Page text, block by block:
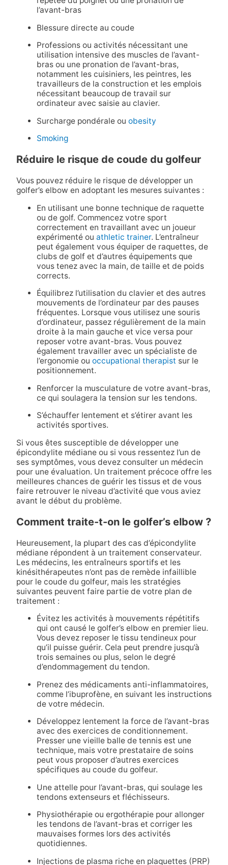
l’avant-bras
Blessure directe au coude
Professions ou activités nécessitant une
utilisation intensive des muscles de l’avant-
bras ou une pronation de l’avant-bras,
notamment les cuisiniers, les peintres, les
travailleurs de la construction et les emplois
nécessitant beaucoup de travail sur
ordinateur avec saisie au clavier.
Surcharge pondérale ou obesity
Smoking
Réduire le risque de coude du golfeur
Vous pouvez réduire le risque de développer un
golfer’s elbow en adoptant les mesures suivantes :
En utilisant une bonne technique de raquette
ou de golf. Commencez votre sport
correctement en travaillant avec un joueur
expérimenté ou athletic trainer. L’entraîneur
peut également vous équiper de raquettes, de
clubs de golf et d’autres équipements que
vous tenez avec la main, de taille et de poids
corrects.
Équilibrez l’utilisation du clavier et des autres
mouvements de l’ordinateur par des pauses
fréquentes. Lorsque vous utilisez une souris
d’ordinateur, passez régulièrement de la main
droite à la main gauche et vice versa pour
reposer votre avant-bras. Vous pouvez
également travailler avec un spécialiste de
l’ergonomie ou occupational therapist sur le
positionnement.
Renforcer la musculature de votre avant-bras,
ce qui soulagera la tension sur les tendons.
S’échauffer lentement et s’étirer avant les
activités sportives.
Si vous êtes susceptible de développer une
épicondylite médiane ou si vous ressentez l’un de
ses symptômes, vous devez consulter un médecin
pour une évaluation. Un traitement précoce offre les
meilleures chances de guérir les tissus et de vous
faire retrouver le niveau d’activité que vous aviez
avant le début du problème.
Comment traite-t-on le golfer’s elbow ?
Heureusement, la plupart des cas d’épicondylite
médiane répondent à un traitement conservateur.
Les médecins, les entraîneurs sportifs et les
kinésithérapeutes n’ont pas de remède infaillible
pour le coude du golfeur, mais les stratégies
suivantes peuvent faire partie de votre plan de
traitement :
Évitez les activités à mouvements répétitifs
qui ont causé le golfer’s elbow en premier lieu.
Vous devez reposer le tissu tendineux pour
qu’il puisse guérir. Cela peut prendre jusqu’à
trois semaines ou plus, selon le degré
d’endommagement du tendon.
Prenez des médicaments anti-inflammatoires,
comme l’ibuprofène, en suivant les instructions
de votre médecin.
Développez lentement la force de l’avant-bras
avec des exercices de conditionnement.
Presser une vieille balle de tennis est une
technique, mais votre prestataire de soins
peut vous proposer d’autres exercices
spécifiques au coude du golfeur.
Une attelle pour l’avant-bras, qui soulage les
tendons extenseurs et fléchisseurs.
Physiothérapie ou ergothérapie pour allonger
les tendons de l’avant-bras et corriger les
mauvaises formes lors des activités
quotidiennes.
Injections de plasma riche en plaquettes (PRP)